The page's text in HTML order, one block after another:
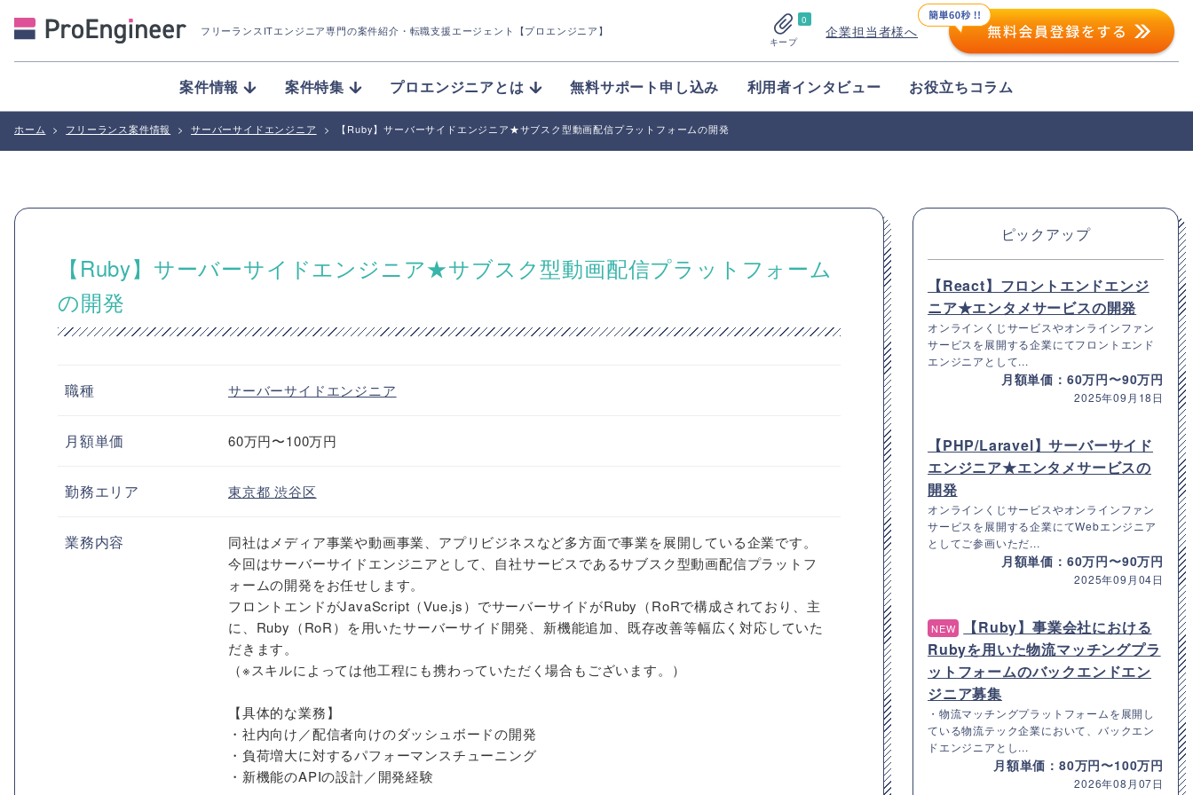
フリーランスITエンジニア専門の案件紹介 ・転職支援エージェント【プロエンジニア】
0
キープ
企業担当者様へ
案件情報 案件特集 プロエンジニアとは 無料サポート申し込み 利用者インタビュー お役立ちコラム
ホーム > フリーランス案件情報 > サーバーサイドエンジニア > 【Ruby】サーバーサイドエンジニア★サブスク型動画配信プラットフォームの開発
【Ruby】サーバーサイドエンジニア★サブスク型動画配信プラットフォーム
の開発
職種 サーバーサイドエンジニア
月額単価 60万円〜100万円
勤務エリア 東京都渋谷区
業務内容
同社はメディア事業や動画事業、アプリビジネスなど多方面で事業を展開している企業です。
今回はサーバーサイドエンジニアとして、自社サービスであるサブスク型動画配信プラットフ
ォームの開発をお任せします。
フロントエンドがJavaScript（Vue.js）でサーバーサイドがRuby（RoRで構成されており、主
に、Ruby（RoR）を用いたサーバーサイド開発、新機能追加、既存改善等幅広く対応していた
だきます。
（※スキルによっては他工程にも携わっていただく場合もございます。）
【具体的な業務】
・社内向け／配信者向けのダッシュボードの開発
・負荷増大に対するパフォーマンスチューニング
・新機能のAPIの設計／開発経験
ピックアップ
【React】フロントエンドエンジ
ニア★エンタメサービスの開発
オンラインくじサービスやオンラインファン
サービスを展開する企業にてフロントエンド
エンジニアとして...
月額単価：60万円〜90万円
2025年09月18日
【PHP/Laravel】サーバーサイド
エンジニア★エンタメサービスの
開発
オンラインくじサービスやオンラインファン
サービスを展開する企業にてWebエンジニア
としてご参画いただ...
月額単価：60万円〜90万円
2025年09月04日
NEW
【Ruby】事業会社における
Rubyを用いた物流マッチングプラ
ットフォームのバックエンドエン
ジニア募集
・物流マッチングプラットフォームを展開し
ている物流テック企業において、バックエン
ドエンジニアとし...
月額単価：80万円〜100万円
2026年08月07日